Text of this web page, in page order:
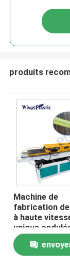
Maison
Produits
produits
Machine de
fabrication
à haute
unique